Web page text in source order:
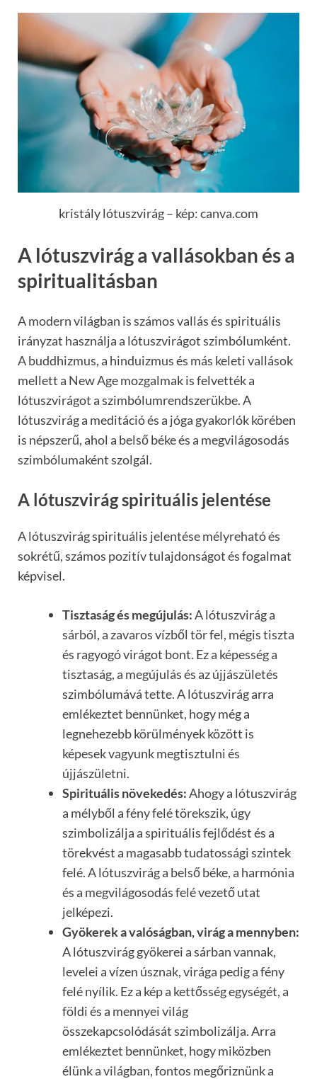
kristály lótuszvirág – kép: canva.com
A lótuszvirág a vallásokban és a
spiritualitásban
A modern világban is számos vallás és spirituális
irányzat használja a lótuszvirágot szimbólumként.
A buddhizmus, a hinduizmus és más keleti vallások
mellett a New Age mozgalmak is felvették a
lótuszvirágot a szimbólumrendszerükbe. A
lótuszvirág a meditáció és a jóga gyakorlók körében
is népszerű, ahol a belső béke és a megvilágosodás
szimbólumaként szolgál.
A lótuszvirág spirituális jelentése
A lótuszvirág spirituális jelentése mélyreható és
sokrétű, számos pozitív tulajdonságot és fogalmat
képvisel.
Tisztaság és megújulás:A lótuszvirág a
sárból, a zavaros vízből tör fel, mégis tiszta
és ragyogó virágot bont. Ez a képesség a
tisztaság, a megújulás és az újjászületés
szimbólumává tette. A lótuszvirág arra
emlékeztet bennünket, hogy még a
legnehezebb körülmények között is
képesek vagyunk megtisztulni és
újjászületni.
Spirituális növekedés:Ahogy a lótuszvirág
a mélyből a fény felé törekszik, úgy
szimbolizálja a spirituális fejlődést és a
törekvést a magasabb tudatossági szintek
felé. A lótuszvirág a belső béke, a harmónia
és a megvilágosodás felé vezető utat
jelképezi.
Gyökerek a valóságban, virág a mennyben:
A lótuszvirág gyökerei a sárban vannak,
levelei a vízen úsznak, virága pedig a fény
felé nyílik. Ez a kép a kettősség egységét, a
földi és a mennyei világ
összekapcsolódását szimbolizálja. Arra
emlékeztet bennünket, hogy miközben
élünk a világban, fontos megőriznünk a